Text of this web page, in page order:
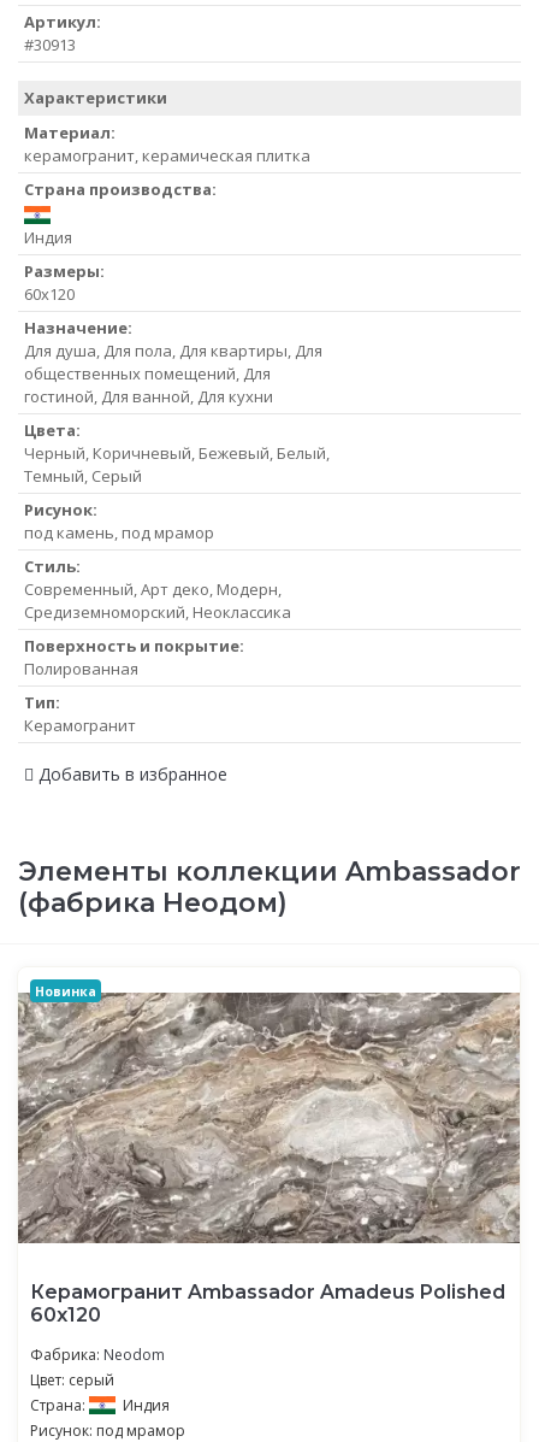
Артикул:
#30913
Характеристики
Материал:
керамогранит, керамическая плитка
Страна производства:
Индия
Размеры:
60x120
Назначение:
Для душа, Для пола, Для квартиры, Для
общественных помещений, Для
гостиной, Для ванной, Для кухни
Цвета:
Черный, Коричневый, Бежевый, Белый,
Темный, Серый
Рисунок:
под камень, под мрамор
Стиль:
Современный, Арт деко, Модерн,
Средиземноморский, Неоклассика
Поверхность и покрытие:
Полированная
Тип:
Керамогранит
Добавить в избранное
Элементы коллекции Ambassador
(фабрика Неодом)
Новинка
Керамогранит Ambassador Amadeus Polished
60x120
Фабрика: Neodom
Цвет: серый
Страна:
Индия
Рисунок: под мрамор